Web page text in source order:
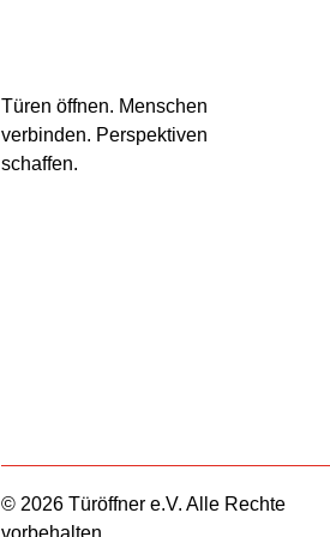
Türen öffnen. Menschen
verbinden. Perspektiven
schaffen.
© 2026 Türöffner e.V. Alle Rechte